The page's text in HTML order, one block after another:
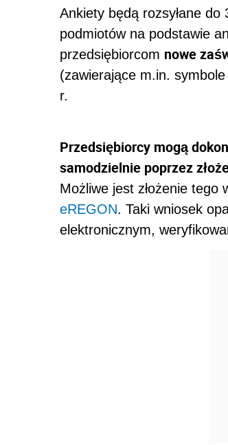
Ankiety będą rozsyłane
podmiotów na podstawie
przedsiębiorcom nowe
(zawierające m.in.
r.
Przedsiębiorcy mogą
samodzielnie poprzez
Możliwe jest złożenie
eREGON. Taki wniosek
elektronicznym,